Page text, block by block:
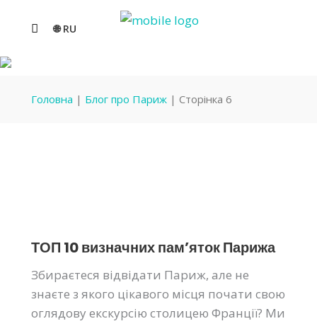
🌐 RU
Головна | Блог про Париж | Сторінка 6
ТОП 10 визначних пам’яток Парижа
Збираєтеся відвідати Париж, але не
знаєте з якого цікавого місця почати свою
оглядову екскурсію столицею Франції? Ми